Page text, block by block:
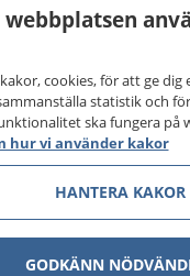
du råd om hälsa och
vilka mottagningar
Ring telefonnummer
dygnet runt.
när du vill må bättre.
webbplatsen
cookies, för att ge
statistik och
ska fungera på
hur vi använder kakor
HANTERA KAKOR
GODKÄNN